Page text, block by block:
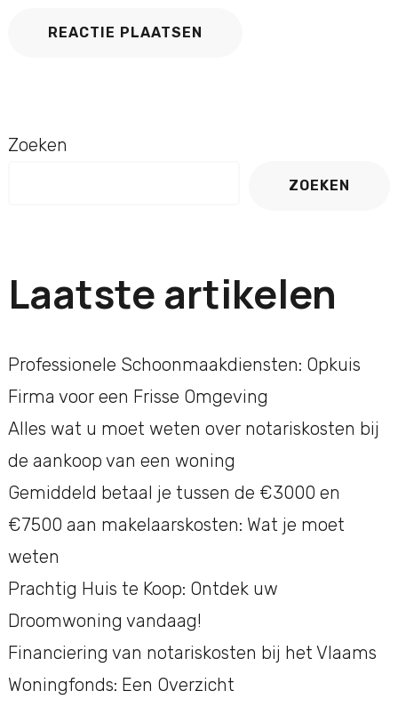
Zoeken
ZOEKEN
Laatste artikelen
Professionele Schoonmaakdiensten: Opkuis
Firma voor een Frisse Omgeving
Alles wat u moet weten over notariskosten bij
de aankoop van een woning
Gemiddeld betaal je tussen de €3000 en
€7500 aan makelaarskosten: Wat je moet
weten
Prachtig Huis te Koop: Ontdek uw
Droomwoning vandaag!
Financiering van notariskosten bij het Vlaams
Woningfonds: Een Overzicht